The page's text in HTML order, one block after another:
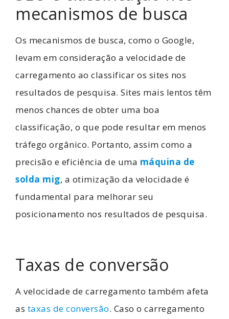
mecanismos de busca
Os mecanismos de busca, como o Google,
levam em consideração a velocidade de
carregamento ao classificar os sites nos
resultados de pesquisa. Sites mais lentos têm
menos chances de obter uma boa
classificação, o que pode resultar em menos
tráfego orgânico. Portanto, assim como a
precisão e eficiência de uma máquina de
solda mig, a otimização da velocidade é
fundamental para melhorar seu
posicionamento nos resultados de pesquisa.
Taxas de conversão
A velocidade de carregamento também afeta
as taxas de conversão. Caso o carregamento